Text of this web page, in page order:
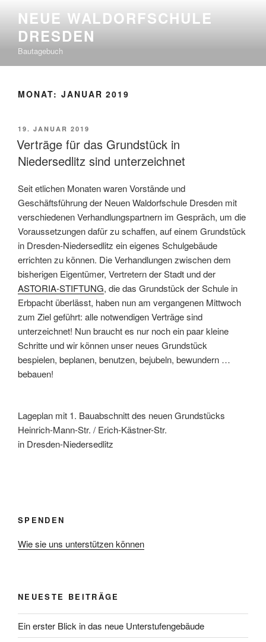
springen
NEUE WALDORFSCHULE
DRESDEN
Bautagebuch
MONAT: JANUAR 2019
VERÖFFENTLICHT
AM
19. JANUAR 2019
Verträge für das Grundstück in
Niedersedlitz sind unterzeichnet
Seit etlichen Monaten waren Vorstände und
Geschäftsführung der Neuen Waldorfschule Dresden mit
verschiedenen Verhandlungspartnern im Gespräch, um die
Voraussetzungen dafür zu schaffen, auf einem Grundstück
in Dresden-Niedersedlitz ein eigenes Schulgebäude
errichten zu können. Die Verhandlungen zwischen dem
bisherigen Eigentümer, Vertretern der Stadt und der
ASTORIA-STIFTUNG, die das Grundstück der Schule in
Erbpacht überlässt, haben nun am vergangenen Mittwoch
zum Ziel geführt: alle notwendigen Verträge sind
unterzeichnet! Nun braucht es nur noch ein paar kleine
Schritte und wir können unser neues Grundstück
bespielen, beplanen, benutzen, bejubeln, bewundern …
bebauen!
Lageplan mit 1. Bauabschnitt des neuen Grundstücks
Heinrich-Mann-Str. / Erich-Kästner-Str.
in Dresden-Niedersedlitz
SPENDEN
Wie sie uns unterstützen können
NEUESTE BEITRÄGE
Ein erster Blick in das neue Unterstufengebäude